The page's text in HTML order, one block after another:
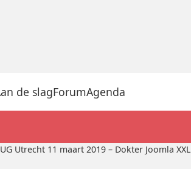
de slagForumAgenda
Utrecht 11 maart 2019 – Dokter Joomla XXL